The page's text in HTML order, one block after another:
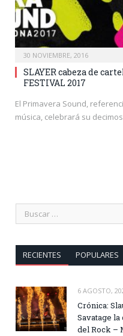
30 NOVIEMBRE, 2016
SLAYER cabeza de
FESTIVAL 2017
El Primavera Sound,
música, celebrará su
RECIENTES POPULARES
6 AGOSTO,
Crónica:
Savatage
del Rock –